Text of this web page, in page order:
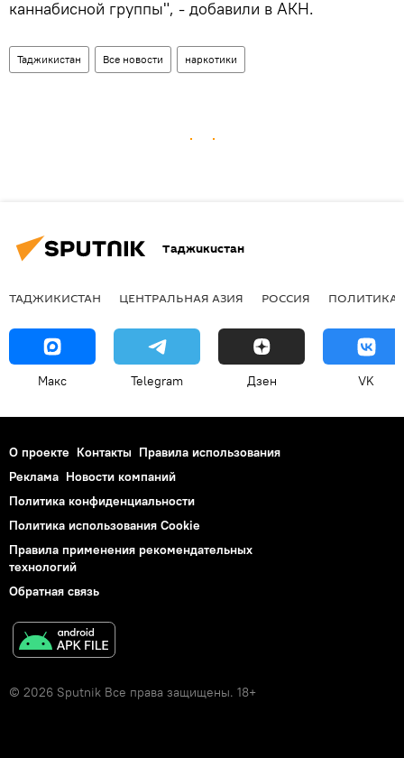
каннабисной группы", - добавили в АКН.
Таджикистан Все новости наркотики
Таджикистан
ТАДЖИКИСТАН ЦЕНТРАЛЬНАЯ АЗИЯ РОССИЯ ПОЛИТИКА
Макс Telegram Дзен VK
О проекте Контакты Правила использования
Реклама Новости компаний
Политика конфиденциальности
Политика использования Cookie
Правила применения рекомендательных
технологий
Обратная связь
© 2026 Sputnik Все права защищены. 18+